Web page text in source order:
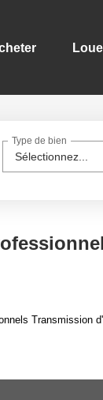
Sélectionnez...
Type de bien
Transmission